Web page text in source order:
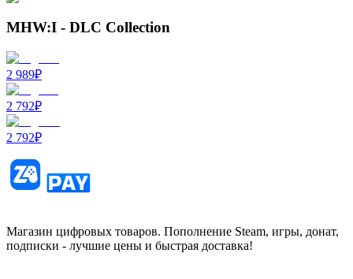
MHW:I - DLC Collection
2 989₽
2 792₽
2 792₽
Магазин цифровых товаров. Пополнение Steam, игры, донат,
подписки - лучшие цены и быстрая доставка!